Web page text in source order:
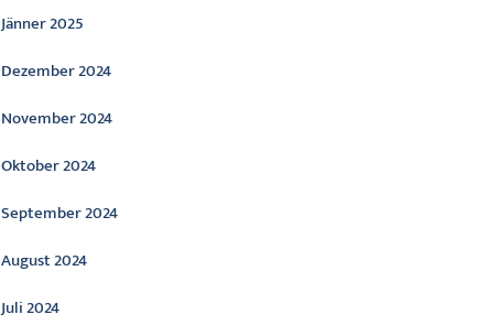
Jänner 2025
Dezember 2024
November 2024
Oktober 2024
September 2024
August 2024
Juli 2024